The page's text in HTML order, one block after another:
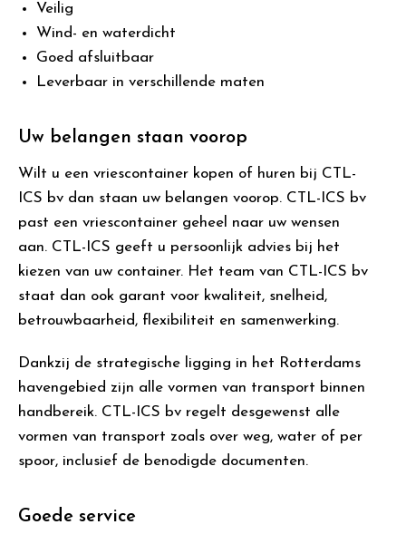
Veilig
Wind- en waterdicht
Goed afsluitbaar
Leverbaar in verschillende maten
Uw belangen staan voorop
Wilt u een vriescontainer kopen of huren bij CTL-
ICS bv dan staan uw belangen voorop. CTL-ICS bv
past een vriescontainer geheel naar uw wensen
aan. CTL-ICS geeft u persoonlijk advies bij het
kiezen van uw container. Het team van CTL-ICS bv
staat dan ook garant voor kwaliteit, snelheid,
betrouwbaarheid, flexibiliteit en samenwerking.
Dankzij de strategische ligging in het Rotterdams
havengebied zijn alle vormen van transport binnen
handbereik. CTL-ICS bv regelt desgewenst alle
vormen van transport zoals over weg, water of per
spoor, inclusief de benodigde documenten.
Goede service